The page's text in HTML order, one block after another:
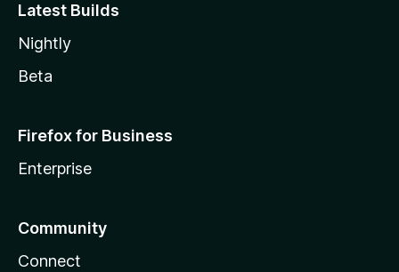
Latest Builds
Nightly
Beta
Firefox for Business
Enterprise
Community
Connect